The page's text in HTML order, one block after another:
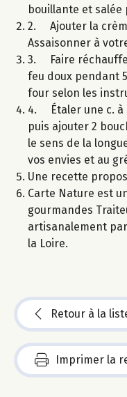
bouillante et salée
2. Ajouter la
Assaisonner à
3. Faire
feu doux pendant
four selon les
4. Étaler une c. à
puis ajouter 2
le sens de la
vos envies et au
Une recette
Carte Nature est
gourmandes
artisanalement
la Loire.
Retour à la
Imprimer la